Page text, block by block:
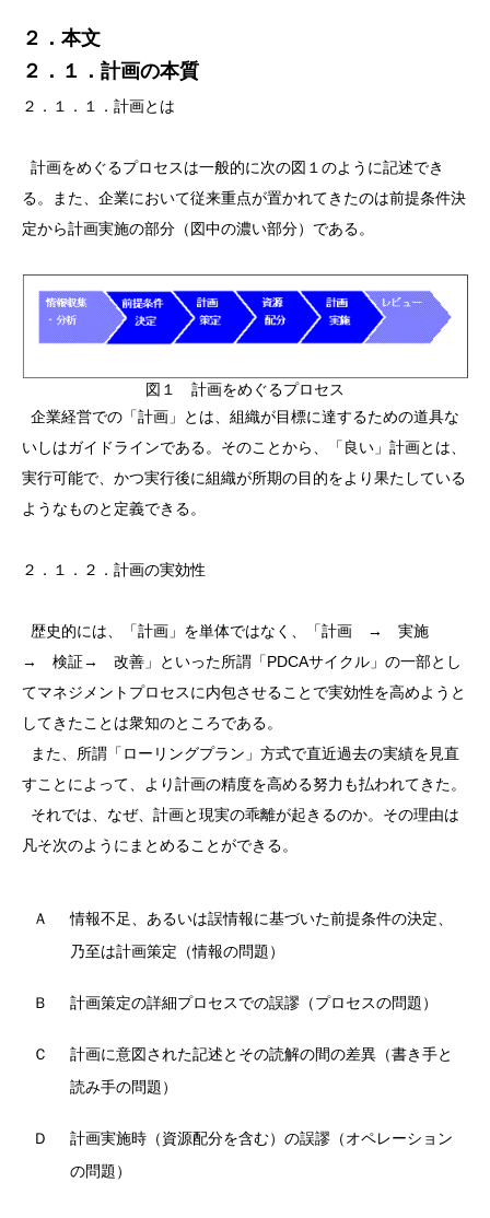
２．本文
２．１．計画の本質
２．１．１．計画とは
計画をめぐるプロセスは一般的に次の図１のように記述でき
る。また、企業において従来重点が置かれてきたのは前提条件決
定から計画実施の部分（図中の濃い部分）である。
図１ 計画をめぐるプロセス
企業経営での「計画」とは、組織が目標に達するための道具な
いしはガイドラインである。そのことから、「良い」計画とは、
実行可能で、かつ実行後に組織が所期の目的をより果たしている
ようなものと定義できる。
２．１．２．計画の実効性
歴史的には、「計画」を単体ではなく、「計画 → 実施
→ 検証→ 改善」といった所謂「PDCAサイクル」の一部とし
てマネジメントプロセスに内包させることで実効性を高めようと
してきたことは衆知のところである。
また、所謂「ローリングプラン」方式で直近過去の実績を見直
すことによって、より計画の精度を高める努力も払われてきた。
それでは、なぜ、計画と現実の乖離が起きるのか。その理由は
凡そ次のようにまとめることができる。
Ａ
情報不足、あるいは誤情報に基づいた前提条件の決定、
乃至は計画策定（情報の問題）
Ｂ 計画策定の詳細プロセスでの誤謬（プロセスの問題）
Ｃ
計画に意図された記述とその読解の間の差異（書き手と
読み手の問題）
Ｄ
計画実施時（資源配分を含む）の誤謬（オペレーション
の問題）